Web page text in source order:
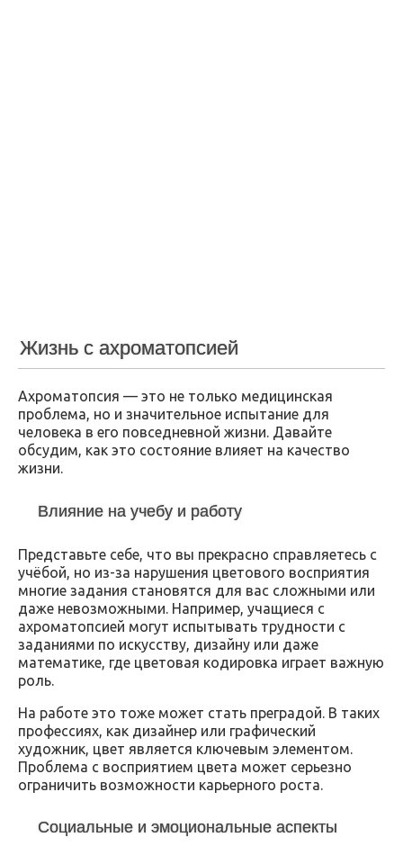
Жизнь с ахроматопсией
Ахроматопсия — это не только медицинская
проблема, но и значительное испытание для
человека в его повседневной жизни. Давайте
обсудим, как это состояние влияет на качество
жизни.
Влияние на учебу и работу
Представьте себе, что вы прекрасно справляетесь с
учёбой, но из-за нарушения цветового восприятия
многие задания становятся для вас сложными или
даже невозможными. Например, учащиеся с
ахроматопсией могут испытывать трудности с
заданиями по искусству, дизайну или даже
математике, где цветовая кодировка играет важную
роль.
На работе это тоже может стать преградой. В таких
профессиях, как дизайнер или графический
художник, цвет является ключевым элементом.
Проблема с восприятием цвета может серьезно
ограничить возможности карьерного роста.
Социальные и эмоциональные аспекты